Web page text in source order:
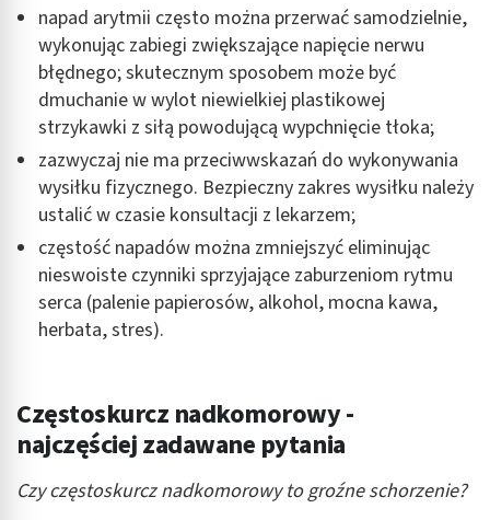
napad arytmii często można przerwać samodzielnie,
wykonując zabiegi zwiększające napięcie nerwu
błędnego; skutecznym sposobem może być
dmuchanie w wylot niewielkiej plastikowej
strzykawki z siłą powodującą wypchnięcie tłoka;
zazwyczaj nie ma przeciwwskazań do wykonywania
wysiłku fizycznego. Bezpieczny zakres wysiłku należy
ustalić w czasie konsultacji z lekarzem;
częstość napadów można zmniejszyć eliminując
nieswoiste czynniki sprzyjające zaburzeniom rytmu
serca (palenie papierosów, alkohol, mocna kawa,
herbata, stres).
Częstoskurcz nadkomorowy -
najczęściej zadawane pytania
Czy częstoskurcz nadkomorowy to groźne schorzenie?